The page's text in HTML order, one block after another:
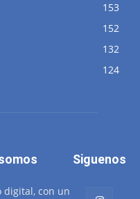
153
152
132
124
digital, con un
Siguenos